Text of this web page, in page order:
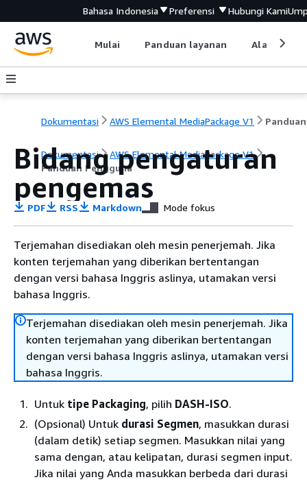
Bahasa Indonesia Preferensi Hubungi Kami
Mulai Panduan layanan Alat
Dokumentasi AWS Elemental MediaPackage V1
Dokumentasi
AWS Elemental MediaPackage V1
Panduan Pengguna
Bidang pengaturan
pengemas
PDF RSS Markdown Mode fokus
Terjemahan disediakan oleh mesin penerjemah. Jika
konten terjemahan yang diberikan bertentangan
dengan versi bahasa Inggris aslinya, utamakan versi
bahasa Inggris.
Terjemahan disediakan oleh mesin penerjemah. Jika
konten terjemahan yang diberikan bertentangan
dengan versi bahasa Inggris aslinya, utamakan versi
bahasa Inggris.
Untuk tipe Packaging, pilih DASH-ISO.
(Opsional) Untuk durasi Segmen, masukkan durasi
(dalam detik) setiap segmen. Masukkan nilai yang
sama dengan, atau kelipatan, durasi segmen input.
Jika nilai yang Anda masukkan berbeda dari durasi